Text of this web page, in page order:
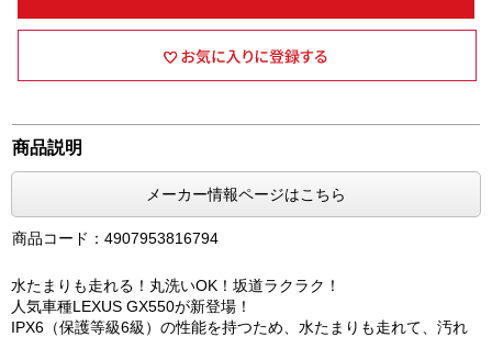
商品説明
メーカー情報ページはこちら
商品コード：4907953816794
水たまりも走れる！丸洗いOK！坂道ラクラク！
人気車種LEXUS GX550が新登場！
IPX6（保護等級6級）の性能を持つため、水たまりも走れて、汚れ